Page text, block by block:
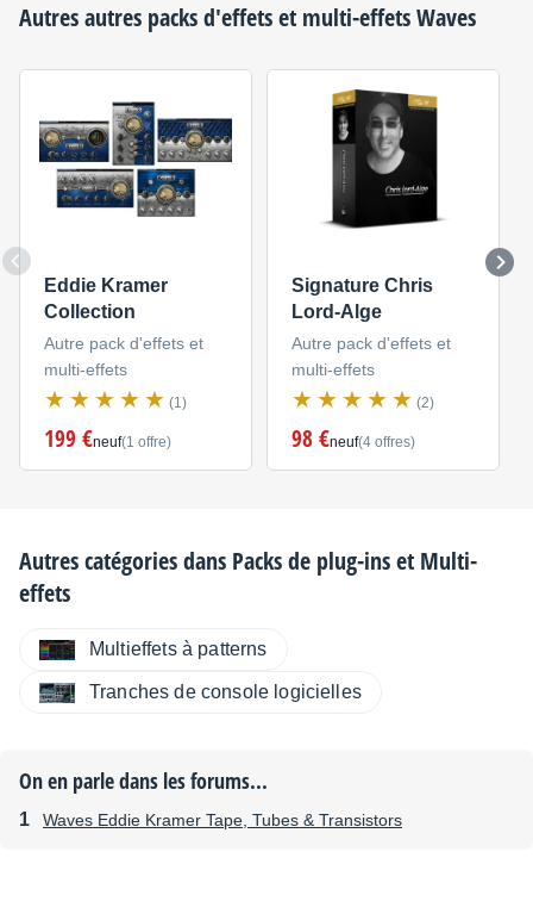
Autres autres packs d'effets et multi-effetsWaves
Eddie Kramer
Collection
Autre pack d'effets et
multi-effets
(1)
199 €neuf(1 offre)
Signature Chris
Lord-Alge
Autre pack d'effets et
multi-effets
(2)
98 €neuf(4 offres)
Autres catégories dans Packs de plug-ins et Multi-
effets
Multieffets à patterns
Tranches de console logicielles
On en parle dans les forums...
Waves Eddie Kramer Tape, Tubes & Transistors